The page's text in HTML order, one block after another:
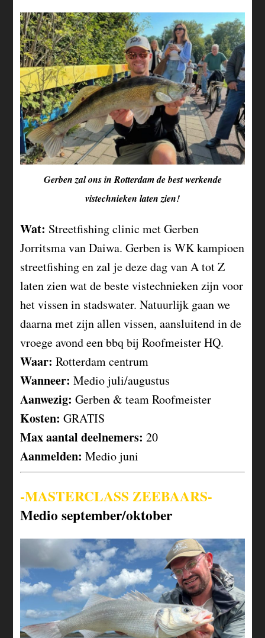
Gerben zal ons in Rotterdam de best werkende
vistechnieken laten zien!
Wat: Streetfishing clinic met Gerben
Jorritsma van Daiwa. Gerben is WK kampioen
streetfishing en zal je deze dag van A tot Z
laten zien wat de beste vistechnieken zijn voor
het vissen in stadswater. Natuurlijk gaan we
daarna met zijn allen vissen, aansluitend in de
vroege avond een bbq bij Roofmeister HQ.
Waar: Rotterdam centrum
Wanneer: Medio juli/augustus
Aanwezig: Gerben & team Roofmeister
Kosten: GRATIS
Max aantal deelnemers:20
Aanmelden: Medio juni
-MASTERCLASS ZEEBAARS-
Medio september/oktober